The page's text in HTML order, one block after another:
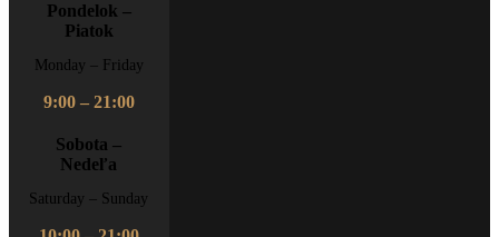
Pondelok –
Piatok
Monday – Friday
9:00 – 21:00
Sobota –
Nedeľa
Saturday – Sunday